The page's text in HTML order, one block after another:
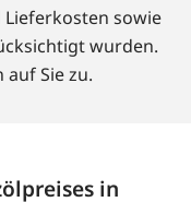
sowie
wurden.
Sie zu.
in